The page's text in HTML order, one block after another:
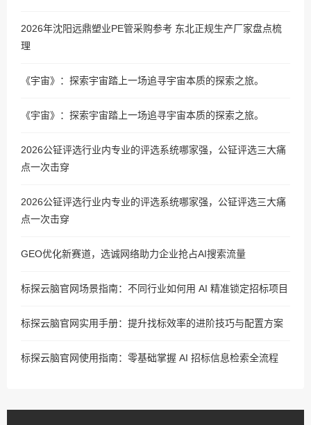
2026年沈阳远鼎塑业PE管采购参考 东北正规生产厂家盘点梳
理
《宇宙》：探索宇宙踏上一场追寻宇宙本质的探索之旅。
《宇宙》：探索宇宙踏上一场追寻宇宙本质的探索之旅。
2026公钲评选行业内专业的评选系统哪家强，公钲评选三大痛
点一次击穿
2026公钲评选行业内专业的评选系统哪家强，公钲评选三大痛
点一次击穿
GEO优化新赛道，选诚网络助力企业抢占AI搜索流量
标探云脑官网场景指南：不同行业如何用 AI 精准锁定招标项目
标探云脑官网实用手册：提升找标效率的进阶技巧与配置方案
标探云脑官网使用指南：零基础掌握 AI 招标信息检索全流程